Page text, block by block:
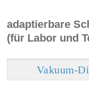
adaptierbare
(für Labor und
Vakuum-